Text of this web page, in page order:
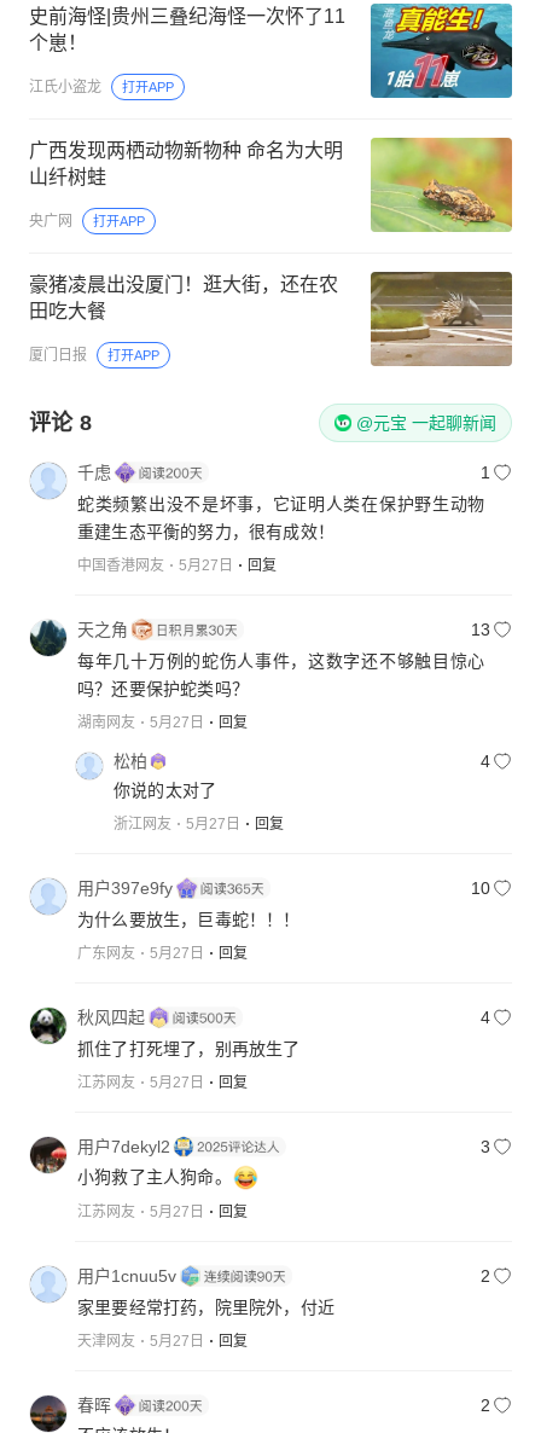
史前海怪|贵州三叠纪海怪一次怀了11
个崽！
江氏小盗龙 打开APP
广西发现两栖动物新物种 命名为大明
山纤树蛙
央广网 打开APP
豪猪凌晨出没厦门！逛大街，还在农
田吃大餐
厦门日报 打开APP
评论 8 @元宝 一起聊新闻
千虑
1
蛇类频繁出没不是坏事，它证明人类在保护野生动物
重建生态平衡的努力，很有成效！
中国香港网友 5月27日 回复
天之角
13
每年几十万例的蛇伤人事件，这数字还不够触目惊心
吗？还要保护蛇类吗？
湖南网友 5月27日 回复
松柏
4
你说的太对了
浙江网友 5月27日 回复
用户397e9fy
10
为什么要放生，巨毒蛇！！！
广东网友 5月27日 回复
秋风四起
4
抓住了打死埋了，别再放生了
江苏网友 5月27日 回复
用户7dekyl2
3
小狗救了主人狗命。
江苏网友 5月27日 回复
用户1cnuu5v
2
家里要经常打药，院里院外，付近
天津网友 5月27日 回复
春晖
2